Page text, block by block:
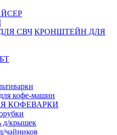
КРОНШТЕЙН ДЛЯ
кофе-машин
КОФЕВАРКИ
д/крышек
чайников